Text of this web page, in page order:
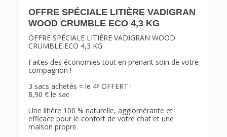
OFFRE SPÉCIALE LITIÈRE VADIGRAN
WOOD CRUMBLE ECO 4,3 KG
OFFRE SPÉCIALE LITIÈRE VADIGRAN WOOD
CRUMBLE ECO 4,3 KG
Faites des économies tout en prenant soin de votre
compagnon !
3 sacs achetés = le 4ᵉ OFFERT !
8,90 € le sac
Une litière 100 % naturelle, agglomérante et
efficace pour le confort de votre chat et une
maison propre.